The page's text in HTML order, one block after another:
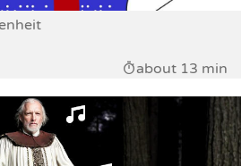
about 13 min